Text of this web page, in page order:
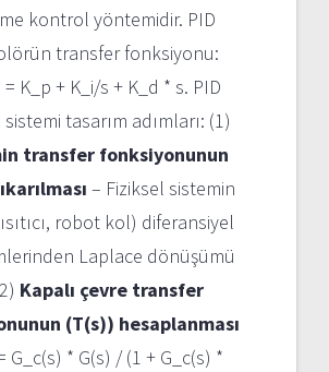
kontrol yöntemidir. PID
transfer fonksiyonu:
= K_p + K_i/s + K_d * s. PID
tasarım adımları: (1)
transfer fonksiyonunun
– Fiziksel sistemin
robot kol) diferansiyel
Laplace dönüşümü
Kapalı çevre transfer
(T(s)) hesaplanması
G_c(s) * G(s) / (1 + G_c(s) *